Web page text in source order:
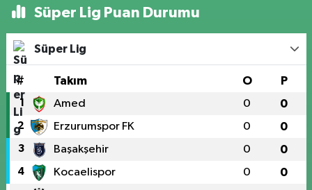
Süper Lig Puan Durumu
Süper Lig
# Takım O P
1 Amed 0 0
2 Erzurumspor FK 0 0
3 Başakşehir 0 0
4 Kocaelispor 0 0